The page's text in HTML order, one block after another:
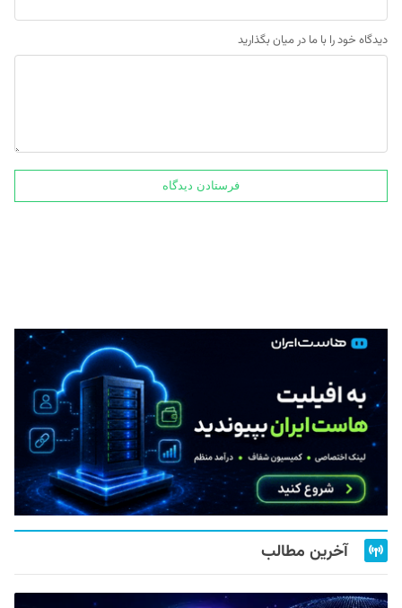
دیدگاه خود را با ما در میان بگذارید
آخرین مطالب